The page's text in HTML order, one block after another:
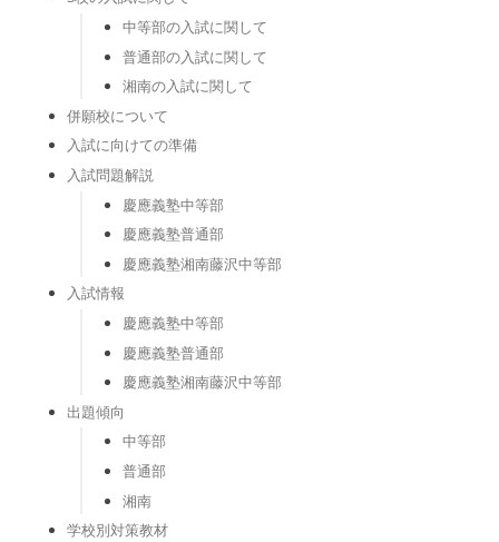
中等部の入試に関して
普通部の入試に関して
湘南の入試に関して
併願校について
入試に向けての準備
入試問題解説
慶應義塾中等部
慶應義塾普通部
慶應義塾湘南藤沢中等部
入試情報
慶應義塾中等部
慶應義塾普通部
慶應義塾湘南藤沢中等部
出題傾向
中等部
普通部
湘南
学校別対策教材